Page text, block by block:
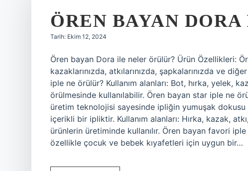
ÖREN BAYAN
Tarih: Ekim 12, 2024
Ören bayan Dora ile neler örülür? Ürün Özellikleri:
kazaklarınızda, atkılarınızda, şapkalarınızda ve
iple ne örülür? Kullanım alanları: Bot, hırka, yelek,
örülmesinde kullanılabilir. Ören bayan star iple ne
üretim teknolojisi sayesinde ipliğin yumuşak
içerikli bir ipliktir. Kullanım alanları: Hırka, kazak,
ürünlerin üretiminde kullanılır. Ören bayan favori
özellikle çocuk ve bebek kıyafetleri için uygun bir…